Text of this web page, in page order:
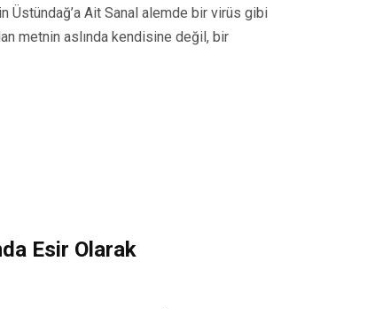
Üstündağ’a Ait Sanal alemde bir virüs gibi
metnin aslında kendisine değil, bir
Esir Olarak